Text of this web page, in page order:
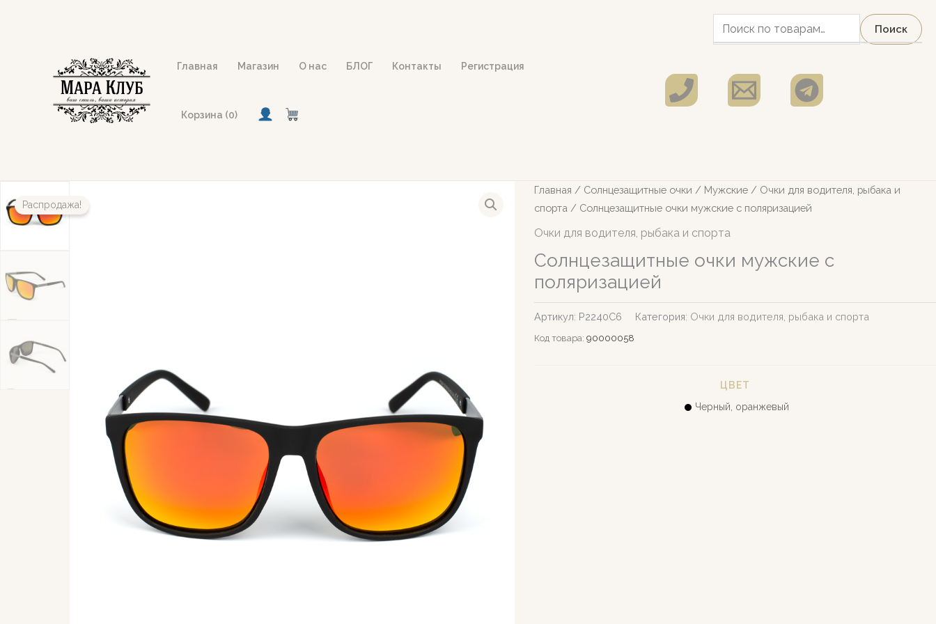
Главная Магазин О нас БЛОГ Контакты Регистрация
Корзина (0)
Искать:
Поиск
Распродажа!
Главная / Солнцезащитные очки / Мужские / Очки для водителя, рыбака и
спорта / Солнцезащитные очки мужские с поляризацией
Очки для водителя, рыбака и спорта
Солнцезащитные очки мужские с
поляризацией
Артикул: Р2240С6 Категория: Очки для водителя, рыбака и спорта
Код товара:90000058
ЦВЕТ
Черный, оранжевый